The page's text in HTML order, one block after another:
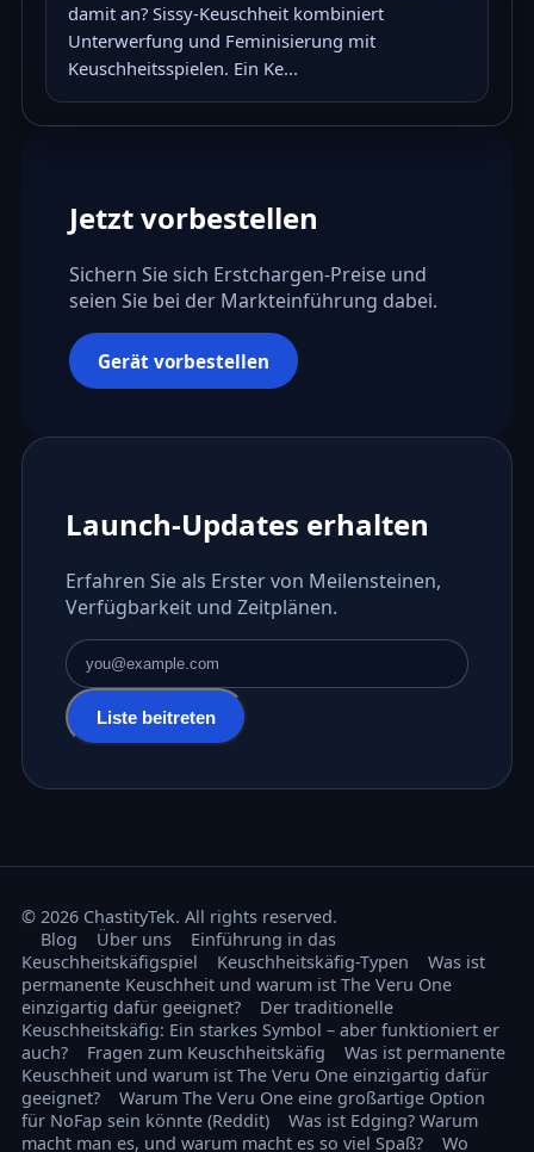
damit an? Sissy-Keuschheit kombiniert
Unterwerfung und Feminisierung mit
Keuschheitsspielen. Ein Ke...
Jetzt vorbestellen
Sichern Sie sich Erstchargen-Preise und
seien Sie bei der Markteinführung dabei.
Gerät vorbestellen
Launch-Updates erhalten
Erfahren Sie als Erster von Meilensteinen,
Verfügbarkeit und Zeitplänen.
E-Mail-Adresse
Liste beitreten
© 2026 ChastityTek. All rights reserved.
Blog
Über uns
Einführung in das
Keuschheitskäfigspiel
Keuschheitskäfig-Typen
Was ist
permanente Keuschheit und warum ist The Veru One
einzigartig dafür geeignet?
Der traditionelle
Keuschheitskäfig: Ein starkes Symbol – aber funktioniert er
auch?
Fragen zum Keuschheitskäfig
Was ist permanente
Keuschheit und warum ist The Veru One einzigartig dafür
geeignet?
Warum The Veru One eine großartige Option
für NoFap sein könnte (Reddit)
Was ist Edging? Warum
macht man es, und warum macht es so viel Spaß?
Wo